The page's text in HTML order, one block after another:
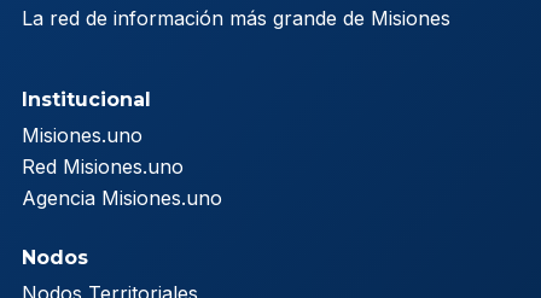
La red de información más grande de Misiones
Institucional
Misiones.uno
Red Misiones.uno
Agencia Misiones.uno
Nodos
Nodos Territoriales